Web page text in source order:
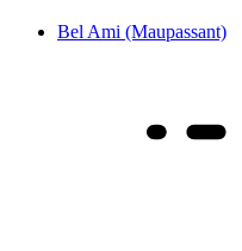
Bel Ami (Maupassant)